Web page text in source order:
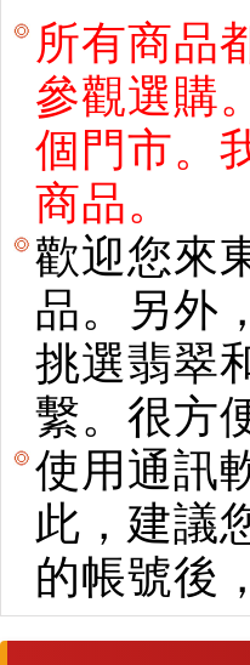
所有商品
參觀選購
個門市。
商品。
歡迎您來
品。另外
挑選翡翠
繫。很方
使用通訊
此，建議
的帳號後